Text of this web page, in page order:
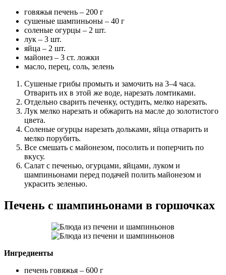
говяжья печень – 200 г
сушеные шампиньоны – 40 г
соленые огурцы – 2 шт.
лук – 3 шт.
яйца – 2 шт.
майонез – 3 ст. ложки
масло, перец, соль, зелень
Сушеные грибы промыть и замочить на 3–4 часа.
Отварить их в этой же воде, нарезать ломтиками.
Отдельно сварить печенку, остудить, мелко нарезать.
Лук мелко нарезать и обжарить на масле до золотистого
цвета.
Соленые огурцы нарезать дольками, яйца отварить и
мелко порубить.
Все смешать с майонезом, посолить и поперчить по
вкусу.
Салат с печенью, огурцами, яйцами, луком и
шампиньонами перед подачей полить майонезом и
украсить зеленью.
Печень с шампиньонами в горшочках
Ингредиенты
печень говяжья – 600 г